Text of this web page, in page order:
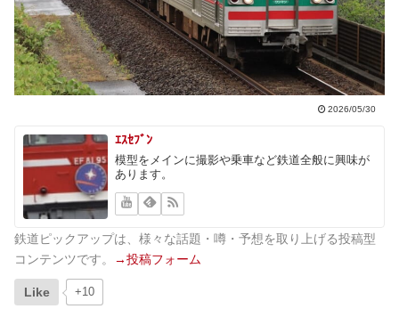
2026/05/30
ｴｽｾﾌﾞﾝ
模型をメインに撮影や乗車など鉄道全般に興味が
あります。
鉄道ピックアップは、様々な話題・噂・予想を取り上げる投稿型
コンテンツです。
→投稿フォーム
Like +10